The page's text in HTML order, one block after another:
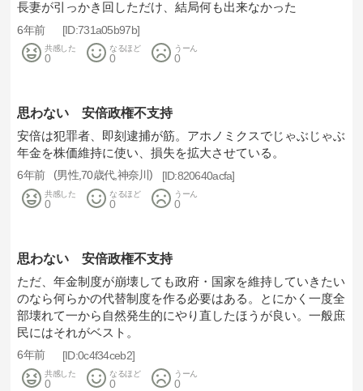
長妻が引っかき回しただけ、結局何も出来なかった
6年前 731a05b97b
共感した
0
なるほど
0
うーん
0
思わない 安倍政権不支持
安倍は犯罪者、即刻逮捕が筋。アホノミクスでじゃぶじゃぶ
年金を株価維持に使い、損失を拡大させている。
6年前 男性 70歳代 神奈川 820640acfa
共感した
0
なるほど
0
うーん
0
思わない 安倍政権不支持
ただ、年金制度が崩壊しても政府・国家を維持していきたい
のなら何らかの代替制度を作る必要はある。とにかく一度全
部壊れて一から自然発生的にやり直したほうが良い。一般庶
民にはそれがベスト。
6年前 0c4f34ceb2
共感した
0
なるほど
0
うーん
0